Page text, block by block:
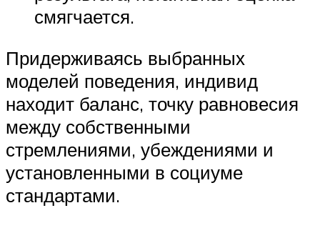
смягчается.
Придерживаясь выбранных
моделей поведения, индивид
находит баланс, точку равновесия
между собственными
стремлениями, убеждениями и
установленными в социуме
стандартами.